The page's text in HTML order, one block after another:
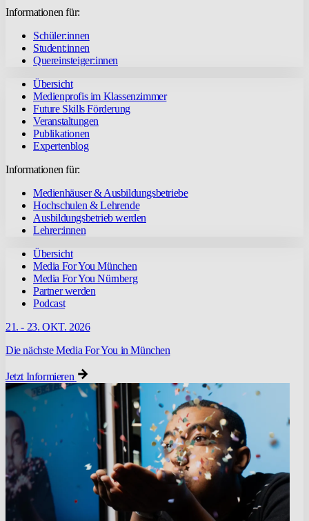
Informationen für:
Schüler:innen
Student:innen
Quereinsteiger:innen
Übersicht
Medienprofis im Klassenzimmer
Future Skills Förderung
Veranstaltungen
Publikationen
Expertenblog
Informationen für:
Medienhäuser & Ausbildungsbetriebe
Hochschulen & Lehrende
Ausbildungsbetrieb werden
Lehrer:innen
Übersicht
Media For You München
Media For You Nürnberg
Partner werden
Podcast
21. - 23. OKT. 2026
Die nächste Media For You in München
Jetzt Informieren